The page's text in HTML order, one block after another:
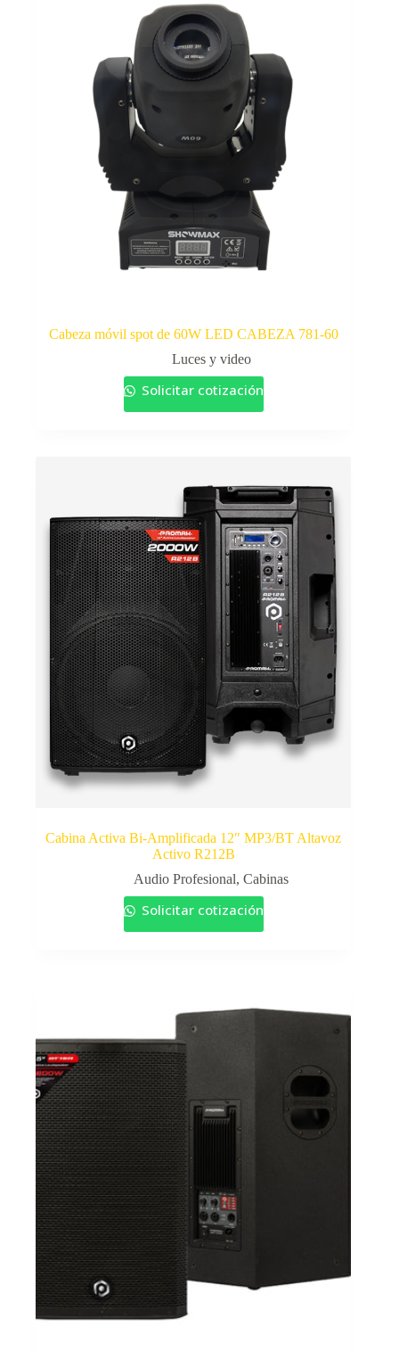
Cabeza móvil spot de 60W LED CABEZA 781-60
Luces y video
Solicitar cotización
Cabina Activa Bi-Amplificada 12″ MP3/BT Altavoz
Activo R212B
Audio Profesional,Cabinas
Solicitar cotización